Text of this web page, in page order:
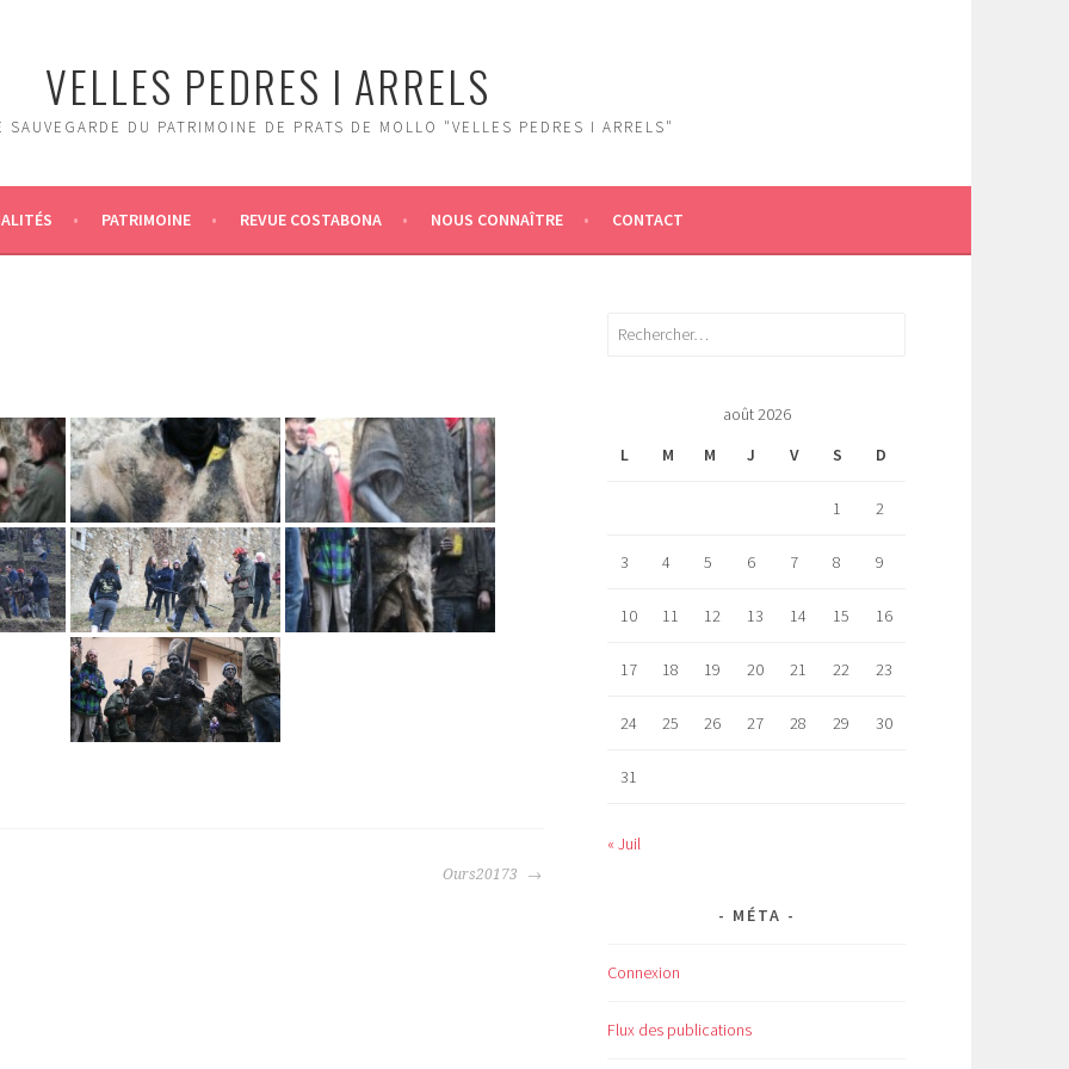
VELLES PEDRES I ARRELS
SAUVEGARDE DU PATRIMOINE DE PRATS DE MOLLO "VELLES PEDRES I ARRELS"
PATRIMOINE REVUE COSTABONA NOUS CONNAÎTRE CONTACT
Ours20173
Rechercher :
août 2026
L
M M J V S D
1 2
3 4 5 6 7 8 9
10 11 12 13 14 15 16
17 18 19 20 21 22 23
24 25 26 27 28 29 30
31
« Juil
MÉTA
Connexion
Flux des publications